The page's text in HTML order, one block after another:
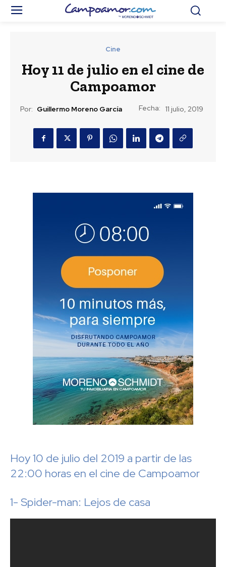
Cine
Hoy 11 de julio en el cine de
Campoamor
Por: Guillermo Moreno García Fecha: 11 julio, 2019
Hoy 10 de julio del 2019 a partir de las
22:00 horas en el cine de Campoamor
1- Spider-man: Lejos de casa